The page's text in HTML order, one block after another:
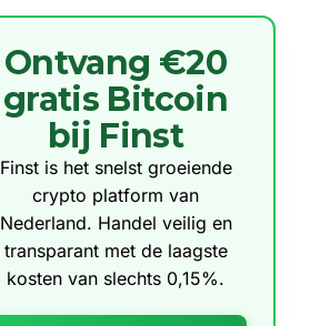
Ontvang €20
gratis Bitcoin
bij Finst
Finst is het snelst groeiende
crypto platform van
Nederland. Handel veilig en
transparant met de laagste
kosten van slechts 0,15%.